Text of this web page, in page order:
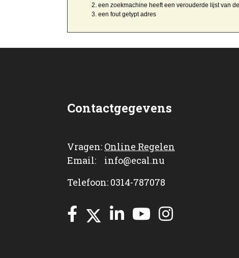
een zoekmachine heeft een verouderde lijst van
een fout getyptadres
Contactgegevens
Vragen: Online Regelen
Email: info@ecal.nu
Telefoon: 0314-787078